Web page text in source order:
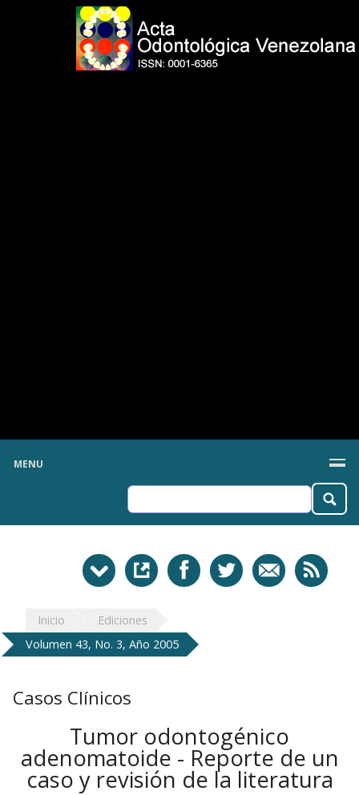
MENU
Inicio
Ediciones
Volumen 43, No. 3, Año 2005
Casos Clínicos
Tumor odontogénico
adenomatoide - Reporte de un
caso y revisión de la literatura